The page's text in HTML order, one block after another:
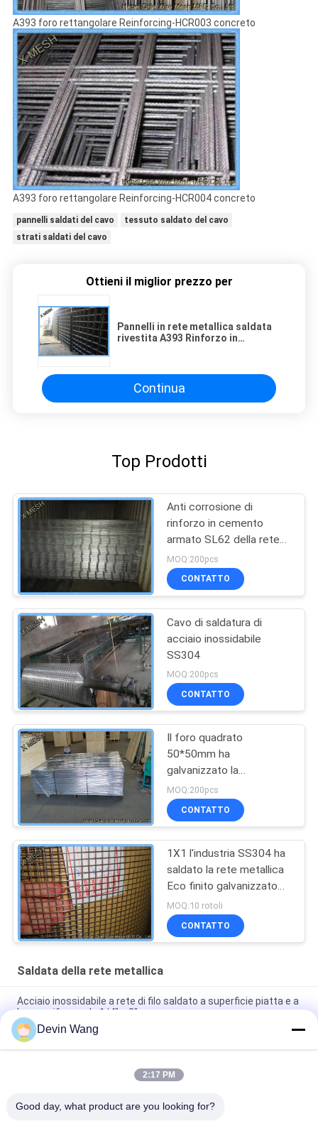
A393 foro rettangolare Reinforcing-HCR003 concreto
A393 foro rettangolare Reinforcing-HCR004 concreto
pannelli saldati del cavo
tessuto saldato del cavo
strati saldati del cavo
Ottieni il miglior prezzo per
Pannelli in rete metallica saldata
rivestita A393 Rinforzo in
Continua
Top Prodotti
Anti corrosione di
rinforzo in cemento
armato SL62 della rete
metallica del quadrato
nero saldato
MOQ:200pcs
CONTATTO
Cavo di saldatura di
acciaio inossidabile
SS304
MOQ:200pcs
CONTATTO
Il foro quadrato
50*50mm ha
galvanizzato la
dimensione degli strati
4.2*0.8 m. del reticolato
di saldatura
MOQ:200pcs
CONTATTO
1X1 l'industria SS304 ha
saldato la rete metallica
Eco finito galvanizzato
amichevole
MOQ:10 rotoli
CONTATTO
Saldata della rete metallica
Acciaio inossidabile a rete di filo saldato a superficie piatta e a
buco uniforme da 1/4" a 3"
Rete Metallica Saldata in Acciaio Inossidabile per Costruzioni
di Alta Qualità
Rete metallica saldata in acciaio inossidabile 304, maglia da
Devin Wang
2:17 PM
Good day, what product are you looking for?